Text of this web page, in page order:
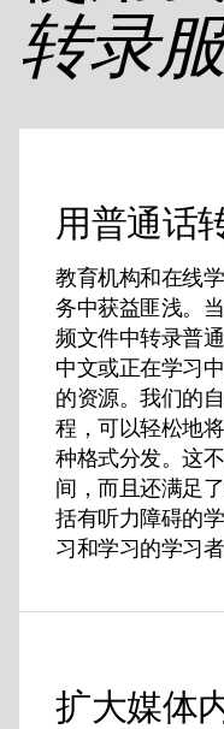
转录
用普通话
教育机构和在线
务中获益匪浅。
频文件中转录普
中文或正在学习
的资源。我们的
程，可以轻松地
种格式分发。这
间，而且还满足
括有听力障碍的
习和学习的学习者
扩大媒体